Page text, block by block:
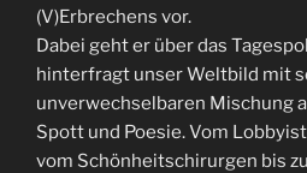
(V)Erbrechens vor.
Dabei geht er über das
hinterfragt unser Weltbild mit
unverwechselbaren Mischung
Spott und Poesie. Vom
vom Schönheitschirurgen bis